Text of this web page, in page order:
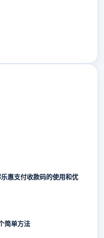
惠支付收款码的使用和优
简单方法